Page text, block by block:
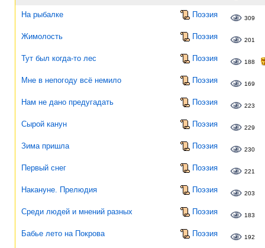
На рыбалке Поэзия 309
Жимолость Поэзия 201
Тут был когда-то лес Поэзия 188
Мне в непогоду всё немило Поэзия 169
Нам не дано предугадать Поэзия 223
Сырой канун Поэзия 229
Зима пришла Поэзия 230
Первый снег Поэзия 221
Накануне. Прелюдия Поэзия 203
Среди людей и мнений разных Поэзия 183
Бабье лето на Покрова Поэзия 192